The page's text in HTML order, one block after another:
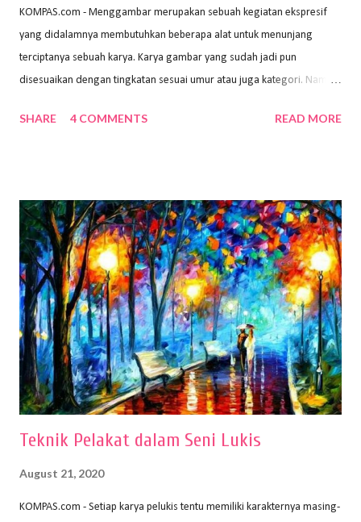
KOMPAS.com - Menggambar merupakan sebuah kegiatan ekspresif
yang didalamnya membutuhkan beberapa alat untuk menunjang
terciptanya sebuah karya. Karya gambar yang sudah jadi pun
disesuaikan dengan tingkatan sesuai umur atau juga kategori. Namun,
sehingga hasilnya bisa dilihat. Peran alat dan bahan sangat
memiliki spesifikasi berbeda sesuai jenisnya. Berikut peralatan
menggambar bentuk: 1. Kertas Gambar Kegiatan menggambar
membutuhkan kertas yang baik agar proses pembuatan gambar lebih
nyaman dan maksimal. Bahan kertas yang baik salah satu syaratnya
adalah tidak mudah sobek, mengingat menggambar merupakan
proses menggores dan menghapus. Kertas adalah bahan yang paling
ideal digunakan untuk menggambar. Dalam menggambar
menggunakan pen...
SHARE 4 COMMENTS READ MORE
Teknik Pelakat dalam Seni Lukis
August 21, 2020
KOMPAS.com - Setiap karya pelukis tentu memiliki karakternya masing-